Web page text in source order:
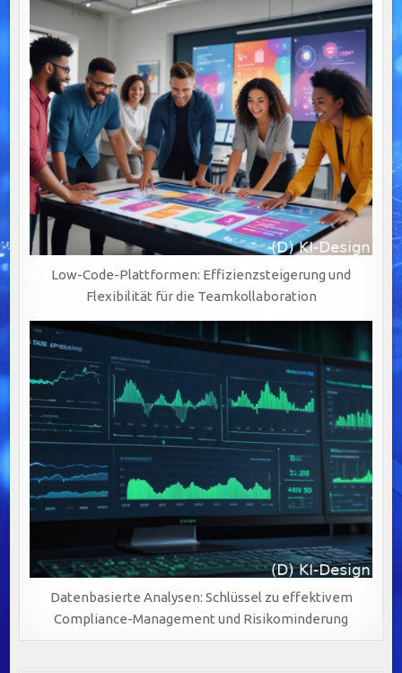
Low-Code-Plattformen: Effizienzsteigerung und
Flexibilität für die Teamkollaboration
Datenbasierte Analysen: Schlüssel zu effektivem
Compliance-Management und Risikominderung